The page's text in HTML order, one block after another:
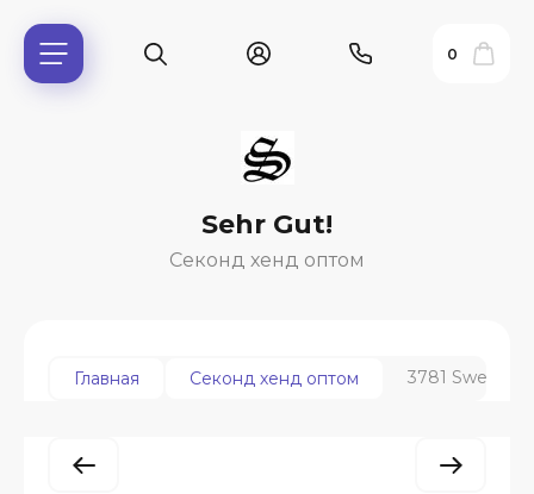
0
Sehr Gut!
Секонд хенд оптом
Главная Секонд хенд оптом 3781